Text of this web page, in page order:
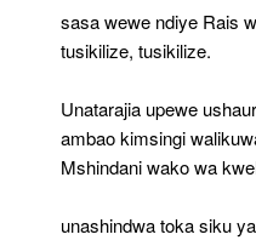
sasa wewe ndiye Rais
tusikilize, tusikilize.
Unatarajia upewe
ambao kimsingi
Mshindani wako wa
unashindwa toka siku